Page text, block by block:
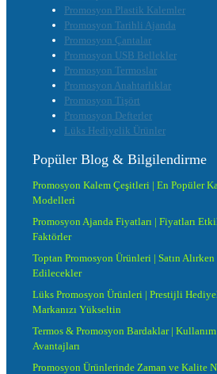
Promosyon Plastik Kalemler
Promosyon Tarihli Ajanda
Promosyon Çantalar
Promosyon USB Bellekler
Promosyon Termoslar
Promosyon Anahtarlıklar
Promosyon Tişört
Promosyon Defterler
Lüks Hediyelik Ürünler
Popüler Blog & Bilgilendirme
Promosyon Kalem Çeşitleri | En Popüler
Modelleri
Promosyon Ajanda Fiyatları | Fiyatları
Faktörler
Toptan Promosyon Ürünleri | Satın
Edilecekler
Lüks Promosyon Ürünleri | Prestijli
Markanızı Yükseltin
Termos & Promosyon Bardaklar |
Avantajları
Promosyon Ürünlerinde Zaman ve Kalite